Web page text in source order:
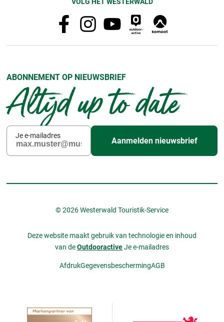
ABONNEMENT OP NIEUWSBRIEF
Altijd up to date
Je e-mailadres
Aanmelden nieuwsbrief
© 2026 Westerwald Touristik-Service
Deze website maakt gebruik van technologie en inhoud
van deOutdooractiveJe e-mailadres
AfdrukGegevensbeschermingAGB